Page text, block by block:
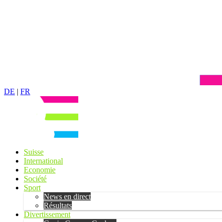
DE | FR
Suisse
International
Economie
Société
Sport
News en direct
Résultats
Divertissement